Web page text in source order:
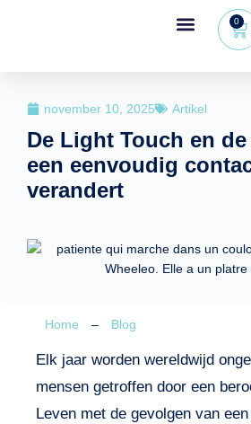
0
november 10, 2025 Artikel
De Light Touch en
een eenvoudig
verandert
Home – Blog
Elk jaar worden wereldwijd
mensen getroffen door een
Leven met de gevolgen van